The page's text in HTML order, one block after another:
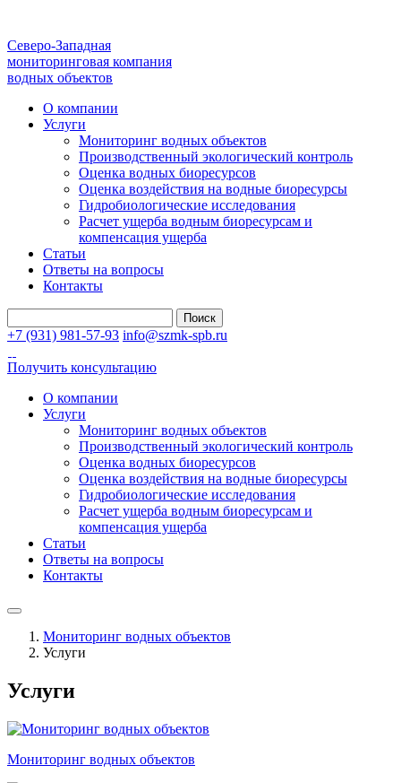
Северо-Западная
мониторинговая компания
водных объектов
О компании
Услуги
Мониторинг водных объектов
Производственный экологический контроль
Оценка водных биоресурсов
Оценка воздействия на водные биоресурсы
Гидробиологические исследования
Расчет ущерба водным биоресурсам и
компенсация ущерба
Статьи
Ответы на вопросы
Контакты
+7 (931) 981-57-93 info@szmk-spb.ru
Получить консультацию
О компании
Услуги
Мониторинг водных объектов
Производственный экологический контроль
Оценка водных биоресурсов
Оценка воздействия на водные биоресурсы
Гидробиологические исследования
Расчет ущерба водным биоресурсам и
компенсация ущерба
Статьи
Ответы на вопросы
Контакты
Мониторинг водных объектов
Услуги
Услуги
Мониторинг водных объектов